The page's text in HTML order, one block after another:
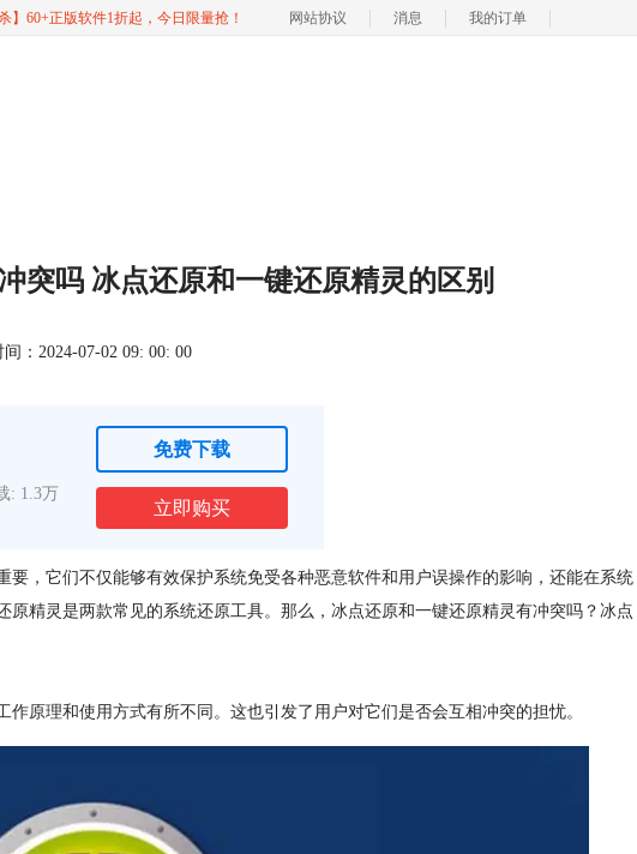
杀】60+正版软件1折起，今日限量抢！ 网站协议 消息 我的订单
突吗 冰点还原和一键还原精灵的区别
：2024-07-02 09: 00: 00
: 1.3万
免费下载
立即购买
要，它们不仅能够有效保护系统免受各种恶意软件和用户误操作的影响，还能在系统
原精灵是两款常见的系统还原工具。那么，冰点还原和一键还原精灵有冲突吗？冰点
原理和使用方式有所不同。这也引发了用户对它们是否会互相冲突的担忧。